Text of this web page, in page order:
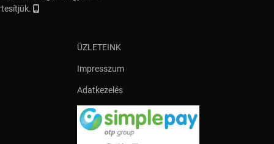
ÜZLETEINK
Impresszum
Adatkezelés